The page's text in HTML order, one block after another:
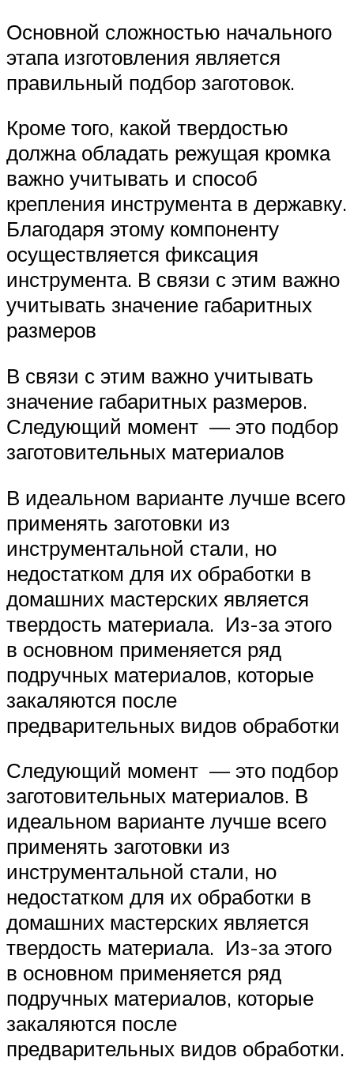
Основной сложностью начального
этапа изготовления является
правильный подбор заготовок.
Кроме того, какой твердостью
должна обладать режущая кромка
важно учитывать и способ
крепления инструмента в державку.
Благодаря этому компоненту
осуществляется фиксация
инструмента. В связи с этим важно
учитывать значение габаритных
размеров
В связи с этим важно учитывать
значение габаритных размеров.
Следующий момент — это подбор
заготовительных материалов
В идеальном варианте лучше всего
применять заготовки из
инструментальной стали, но
недостатком для их обработки в
домашних мастерских является
твердость материала. Из-за этого
в основном применяется ряд
подручных материалов, которые
закаляются после
предварительных видов обработки
Следующий момент — это подбор
заготовительных материалов. В
идеальном варианте лучше всего
применять заготовки из
инструментальной стали, но
недостатком для их обработки в
домашних мастерских является
твердость материала. Из-за этого
в основном применяется ряд
подручных материалов, которые
закаляются после
предварительных видов обработки.